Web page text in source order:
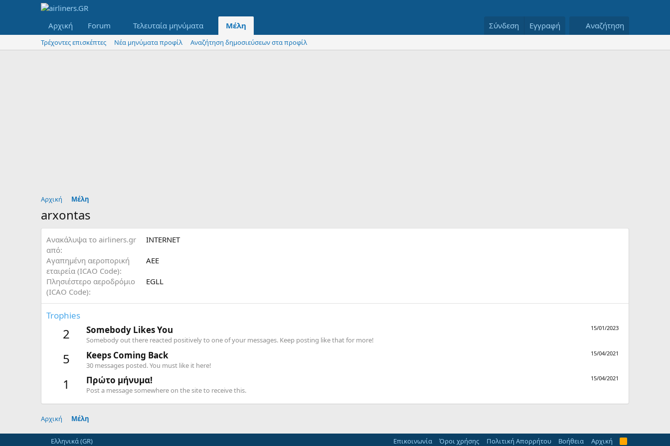
Αρχική Forum Τελευταία μηνύματα Μέλη Σύνδεση Εγγραφή Αναζήτηση
Τρέχοντες επισκέπτες Νέα μηνύματα προφίλ Αναζήτηση δημοσιεύσεων στα προφίλ
Αρχική Μέλη
arxontas
Ανακάλυψα το airliners.gr
από
INTERNET
Αγαπημένη αεροπορική
εταιρεία (ICAO Code)
AEE
Πλησιέστερο αεροδρόμιο
(ICAO Code)
EGLL
Trophies
2 15/01/2023
Somebody Likes You
Somebody out there reacted positively to one of your messages. Keep posting like that for more!
5 15/04/2021
Keeps Coming Back
30 messages posted. You must like it here!
1 15/04/2021
Πρώτο μήνυμα!
Post a message somewhere on the site to receive this.
Αρχική Μέλη
Ελληνικά (GR) Επικοινωνία Όροι χρήσης Πολιτική Απορρήτου Βοήθεια Αρχική
R